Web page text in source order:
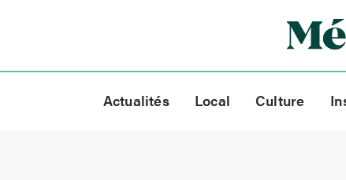
Actualités Local Culture